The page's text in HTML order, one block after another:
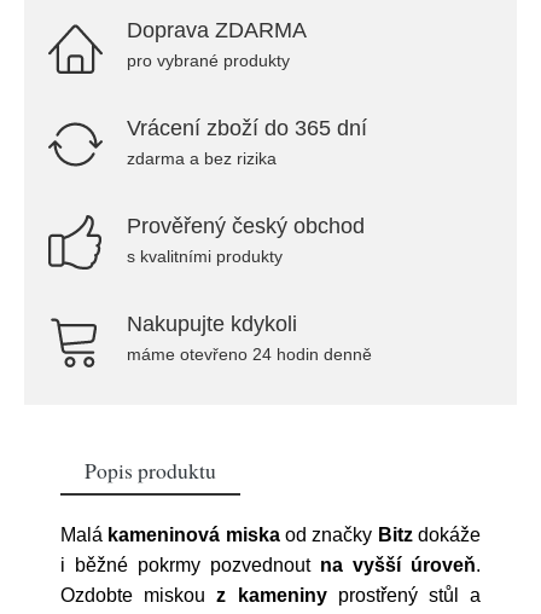
Doprava ZDARMA
pro vybrané produkty
Vrácení zboží do 365 dní
zdarma a bez rizika
Prověřený český obchod
s kvalitními produkty
Nakupujte kdykoli
máme otevřeno 24 hodin denně
Popis produktu
Malá kameninová miskaod značky Bitzdokáže
i běžné pokrmy pozvednoutna vyšší úroveň.
Ozdobte miskouz kameninyprostřený stůl a